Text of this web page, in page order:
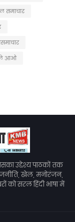
समाचार
आओ
उद्देश्य पाठकों तक
खेल, मनोरंजन,
को सरल हिंदी भाषा में